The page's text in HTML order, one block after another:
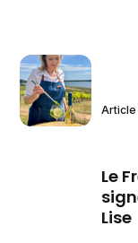
Le
Lise